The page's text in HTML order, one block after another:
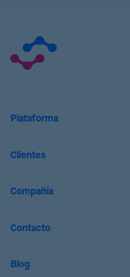
Plataforma
Clientes
Compañía
Contacto
Blog